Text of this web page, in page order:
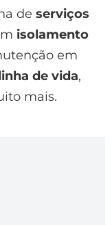
de serviços
isolamento
em
de vida,
mais.